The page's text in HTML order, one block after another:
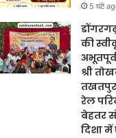
5 घंटे
की
श्री
रेल
बेहतर
दिशा